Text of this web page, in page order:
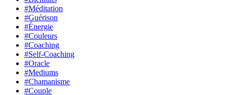
#Méditation
#Guérison
#Énergie
#Couleurs
#Coaching
#Self-Coaching
#Oracle
#Mediums
#Chamanisme
#Couple